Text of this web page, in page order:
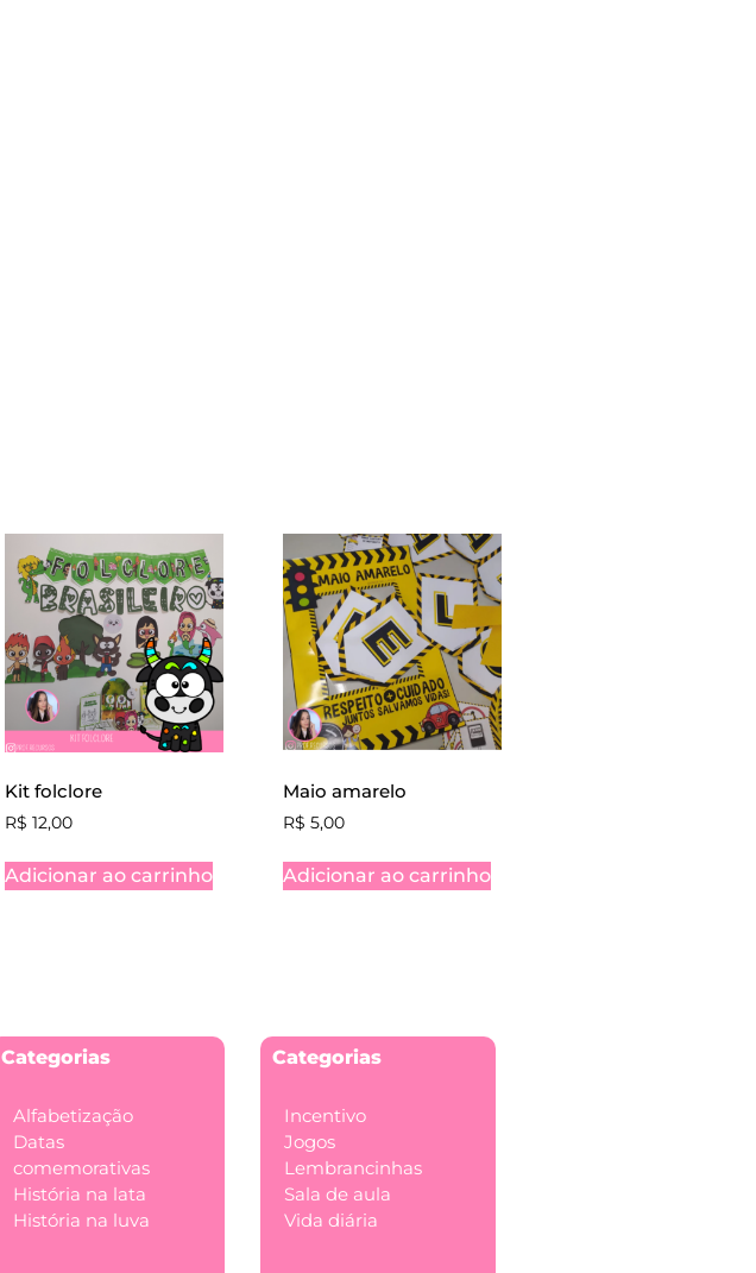
Kit folclore
R$ 12,00
Adicionar ao carrinho
Maio amarelo
R$ 5,00
Adicionar ao carrinho
Categorias
Alfabetização
Datas
comemorativas
História na lata
História na luva
Categorias
Incentivo
Jogos
Lembrancinhas
Sala de aula
Vida diária